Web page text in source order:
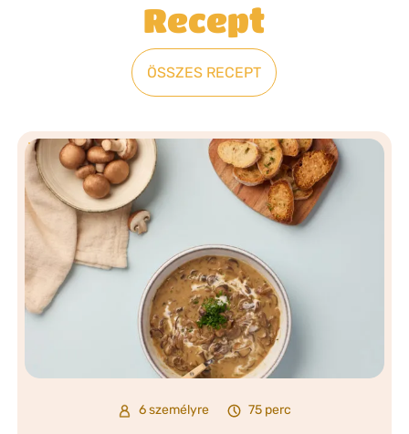
Recept
ÖSSZES RECEPT
6 személyre 75 perc